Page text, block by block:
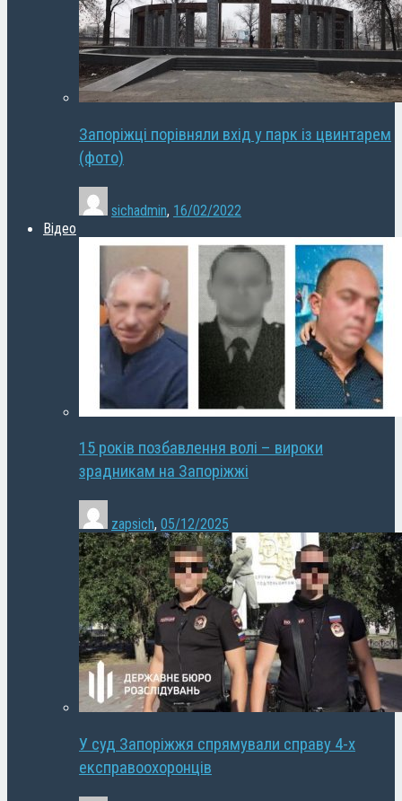
Запоріжці порівняли вхід у парк із цвинтарем
(фото)
sichadmin, 16/02/2022
Відео
15 років позбавлення волі – вироки
зрадникам на Запоріжжі
zapsich, 05/12/2025
У суд Запоріжжя спрямували справу 4-х
експравоохоронців